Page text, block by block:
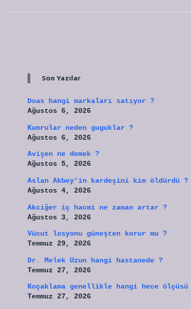
Son Yazılar
Doas hangi markaları satıyor ?
Ağustos 6, 2026
Kumrular neden guguklar ?
Ağustos 6, 2026
Avişen ne demek ?
Ağustos 5, 2026
Aslan Akbey’in kardeşini kim öldürdü ?
Ağustos 4, 2026
Akciğer iç hacmi ne zaman artar ?
Ağustos 3, 2026
Vücut losyonu güneşten korur mu ?
Temmuz 29, 2026
Dr. Melek Uzun hangi hastanede ?
Temmuz 27, 2026
Koçaklama genellikle hangi hece
Temmuz 27, 2026